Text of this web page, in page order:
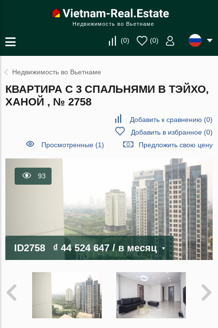
Недвижимость во Вьетнаме
(0) (0)
Недвижимость во Вьетнаме
КВАРТИРА С 3 СПАЛЬНЯМИ В ТЭЙХО,
ХАНОЙ , № 2758
Добавить к сравнению (0)
Добавить в избранное(0)
Просмотренные (1)
Предложить свою цену
93
ID2758 ₫ 44 524 647/ в месяц